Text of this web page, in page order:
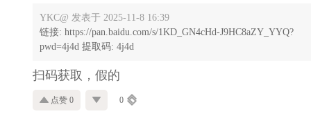
YKC@ 发表于 2025-11-8 16:39
链接: https://pan.baidu.com/s/1KD_GN4cHd-J9HC8aZY_YYQ?
pwd=4j4d 提取码: 4j4d
扫码获取，假的
点赞 0 0